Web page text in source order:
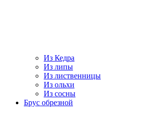
Из Кедра
Из липы
Из лиственницы
Из ольхи
Из сосны
Брус обрезной